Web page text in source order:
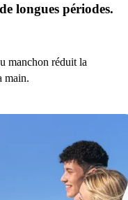
longues périodes.
manchon réduit la
main.